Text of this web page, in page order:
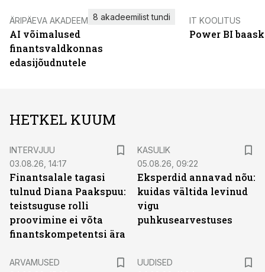
ÄRIPÄEVA AKADEEMIA
AI võimalused
finantsvaldkonnas
edasijõudnutele
8 akadeemilist tundi IT KOOLITUS
Power BI
HETKEL KUUM
INTERVJUU
03.08.26, 14:17
Finantsalale tagasi
tulnud Diana Paakspuu:
teistsuguse rolli
proovimine ei võta
finantskompetentsi ära
KASULIK
05.08.26, 09:22
Eksperdid annavad nõu:
kuidas vältida levinud
vigu
puhkusearvestuses
ARVAMUSED
UUDISED